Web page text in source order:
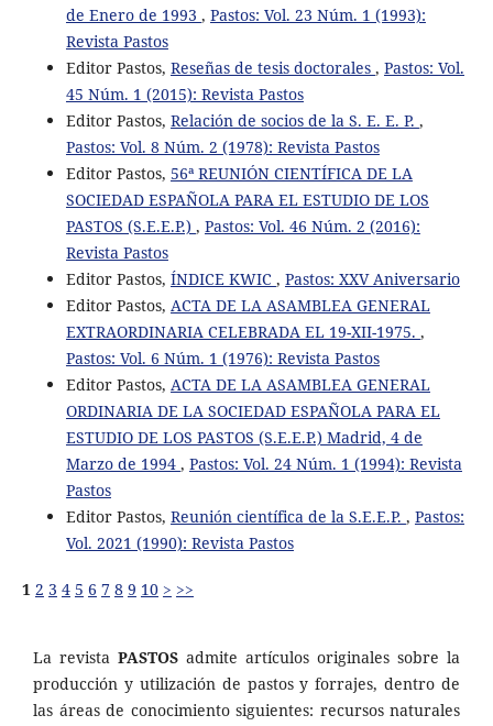
de Enero de 1993 , Pastos: Vol. 23 Núm. 1 (1993):
Revista Pastos
Editor Pastos, Reseñas de tesis doctorales , Pastos: Vol.
45 Núm. 1 (2015): Revista Pastos
Editor Pastos, Relación de socios de la S. E. E. P. ,
Pastos: Vol. 8 Núm. 2 (1978): Revista Pastos
Editor Pastos, 56ª REUNIÓN CIENTÍFICA DE LA
SOCIEDAD ESPAÑOLA PARA EL ESTUDIO DE LOS
PASTOS (S.E.E.P.) , Pastos: Vol. 46 Núm. 2 (2016):
Revista Pastos
Editor Pastos, ÍNDICE KWIC , Pastos: XXV Aniversario
Editor Pastos, ACTA DE LA ASAMBLEA GENERAL
EXTRAORDINARIA CELEBRADA EL 19-XII-1975. ,
Pastos: Vol. 6 Núm. 1 (1976): Revista Pastos
Editor Pastos, ACTA DE LA ASAMBLEA GENERAL
ORDINARIA DE LA SOCIEDAD ESPAÑOLA PARA EL
ESTUDIO DE LOS PASTOS (S.E.E.P.) Madrid, 4 de
Marzo de 1994 , Pastos: Vol. 24 Núm. 1 (1994): Revista
Pastos
Editor Pastos, Reunión científica de la S.E.E.P. , Pastos:
Vol. 2021 (1990): Revista Pastos
1 2 3 4 5 6 7 8 9 10 > >>
La revista PASTOS admite artículos originales sobre la
producción y utilización de pastos y forrajes, dentro de
las áreas de conocimiento siguientes: recursos naturales